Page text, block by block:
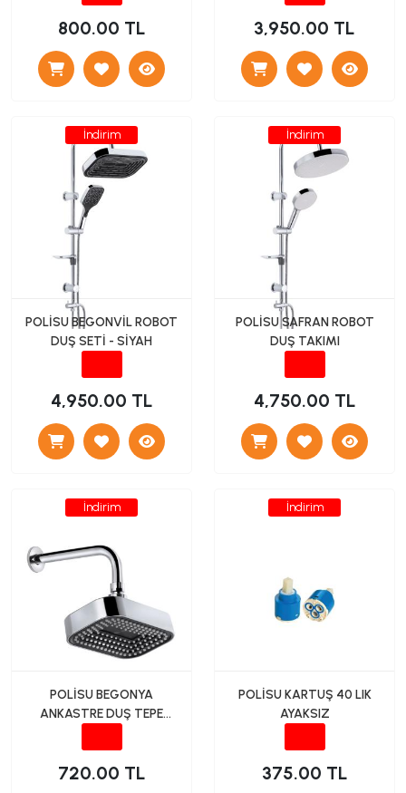
SİYAH
800.00 TL 3,950.00 TL
İndirim
POLİSU BEGONVİL ROBOT
DUŞ SETİ - SİYAH
4,950.00 TL
İndirim
POLİSU SAFRAN ROBOT
DUŞ TAKIMI
4,750.00 TL
İndirim
POLİSU BEGONYA
ANKASTRE DUŞ TEPE
SİYAH
720.00 TL
İndirim
POLİSU KARTUŞ 40 LIK
AYAKSIZ
375.00 TL